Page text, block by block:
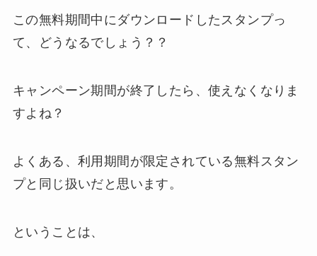
この無料期間中にダウンロードしたスタンプっ
て、どうなるでしょう？？
キャンペーン期間が終了したら、使えなくなりま
すよね？
よくある、利用期間が限定されている無料スタン
プと同じ扱いだと思います。
ということは、